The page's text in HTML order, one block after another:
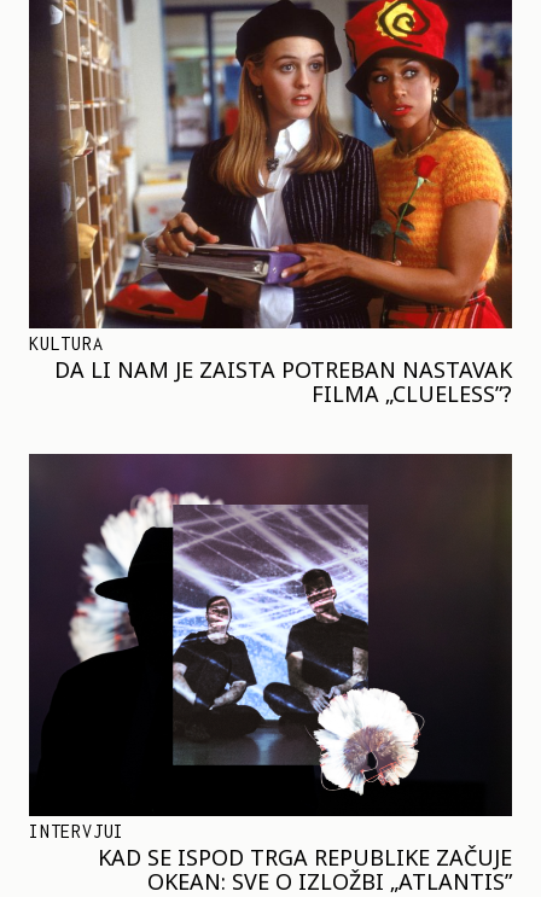
KULTURA
DA LI NAM JE ZAISTA POTREBAN NASTAVAK
FILMA „CLUELESS”?
INTERVJUI
KAD SE ISPOD TRGA REPUBLIKE ZAČUJE
OKEAN: SVE O IZLOŽBI „ATLANTIS”